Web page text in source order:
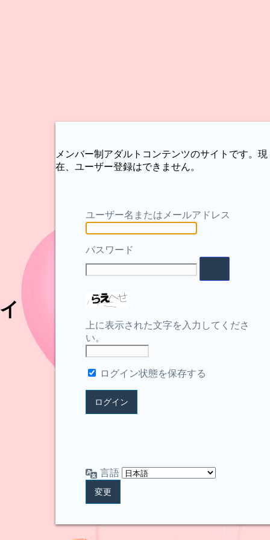
メンバー制アダルトコンテンツのサイトです。現
在、ユーザー登録はできません。
ユーザー名またはメールアドレス
パスワード
上に表示された文字を入力してくださ
い。
ログイン状態を保存する
言語